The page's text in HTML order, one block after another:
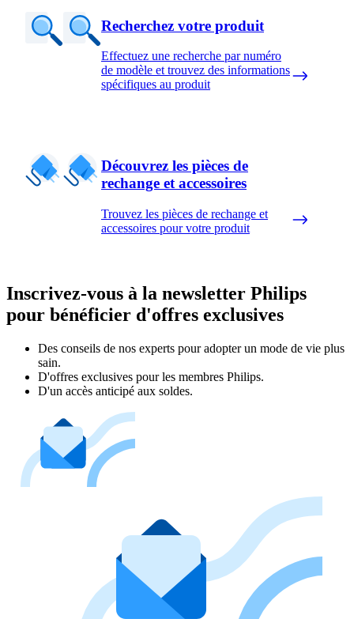
Recherchez votre produit
Effectuez une recherche par numéro
de modèle et trouvez des informations
spécifiques au produit
Découvrez les pièces de
rechange et accessoires
Trouvez les pièces de rechange et
accessoires pour votre produit
Inscrivez-vous à la newsletter Philips
pour bénéficier d'offres exclusives
Des conseils de nos experts pour adopter un mode de vie plus
sain.
D'offres exclusives pour les membres Philips.
D'un accès anticipé aux soldes.